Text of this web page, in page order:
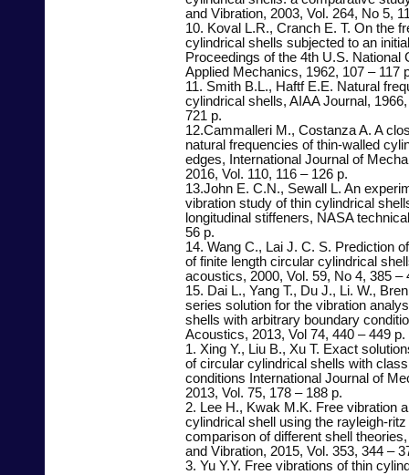
and Vibration, 2003, Vol. 264, No 5,
10. Koval L.R., Cranch E. T. On the
cylindrical shells subjected to an
Proceedings of the 4th U.S. National
Applied Mechanics, 1962, 107 – 117
11. Smith B.L., Haftf E.E. Natural
cylindrical shells, AIAA Journal,
721 p.
12.Cammalleri M., Costanza A. A
natural frequencies of thin-walled
edges, International Journal of
2016, Vol. 110, 116 – 126 p.
13.John E. C.N., Sewall L. An
vibration study of thin cylindrical
longitudinal stiffeners, NASA
56 p.
14. Wang C., Lai J. C. S. Prediction
of finite length circular cylindrical
acoustics, 2000, Vol. 59, No 4, 385 –
15. Dai L., Yang T., Du J., Li. W.,
series solution for the vibration
shells with arbitrary boundary
Acoustics, 2013, Vol 74, 440 – 449 p.
1. Xing Y., Liu B., Xu T. Exact
of circular cylindrical shells with
conditions International Journal of
2013, Vol. 75, 178 – 188 p.
2. Lee H., Kwak M.K. Free vibration
cylindrical shell using the rayleigh-
comparison of different shell
and Vibration, 2015, Vol. 353, 344 –
3. Yu Y.Y. Free vibrations of thin